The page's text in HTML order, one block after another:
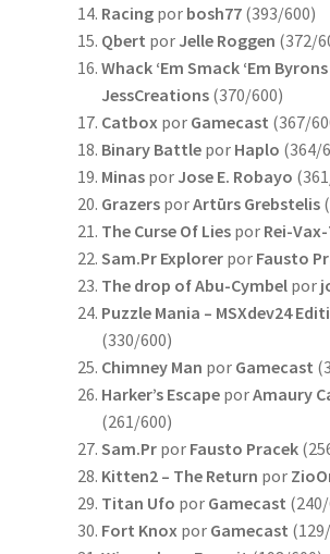
Racingpor bosh77(393/600)
Qbert por Jelle Roggen (372/
Whack ‘Em Smack ‘Em Byrons
JessCreations(370/600)
Catbox por Gamecast (367/
Binary Battlepor Haplo (364/
Minaspor Jose E. Robayo
GrazersporArtūrs Grebstelis
The Curse Of Liespor Rei-
Sam.Pr Explorerpor Fausto
The drop of Abu-Cymbelpor
Puzzle Mania – MSXdev24
(330/600)
Chimney Man por Gamecast
Harker’s EscapeporAmaury
(261/600)
Sam.Prpor Fausto Pracek
Kitten2 – The Return por
Titan Ufo por Gamecast
Fort Knox por Gamecast